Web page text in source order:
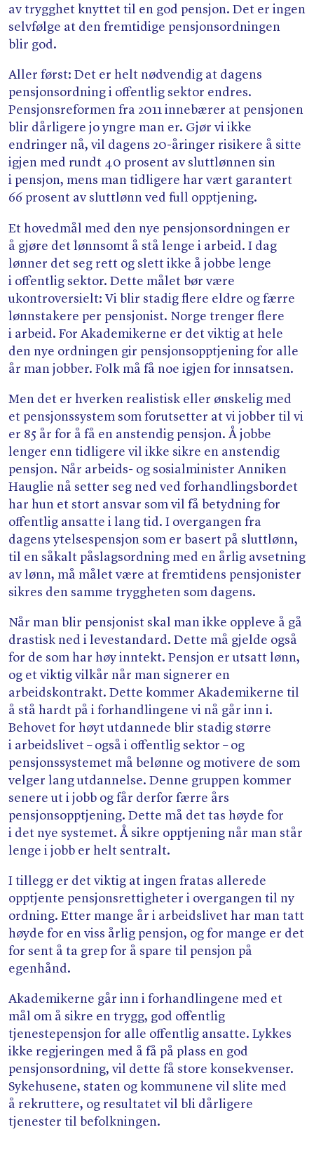
av trygghet knyttet til en god pensjon. Det er ingen
selvfølge at den fremtidige pensjonsordningen
blir god.
Aller først: Det er helt nødvendig at dagens
pensjonsordning i offentlig sektor endres.
Pensjonsreformen fra 2011 innebærer at pensjonen
blir dårligere jo yngre man er. Gjør vi ikke
endringer nå, vil dagens 20-åringer risikere å sitte
igjen med rundt 40 prosent av sluttlønnen sin
i pensjon, mens man tidligere har vært garantert
66 prosent av sluttlønn ved full opptjening.
Et hovedmål med den nye pensjonsordningen er
å gjøre det lønnsomt å stå lenge i arbeid. I dag
lønner det seg rett og slett ikke å jobbe lenge
i offentlig sektor. Dette målet bør være
ukontroversielt: Vi blir stadig flere eldre og færre
lønnstakere per pensjonist. Norge trenger flere
i arbeid. For Akademikerne er det viktig at hele
den nye ordningen gir pensjonsopptjening for alle
år man jobber. Folk må få noe igjen for innsatsen.
Men det er hverken realistisk eller ønskelig med
et pensjonssystem som forutsetter at vi jobber til vi
er 85 år for å få en anstendig pensjon. Å jobbe
lenger enn tidligere vil ikke sikre en anstendig
pensjon. Når arbeids- og sosialminister Anniken
Hauglie nå setter seg ned ved forhandlingsbordet
har hun et stort ansvar som vil få betydning for
offentlig ansatte i lang tid. I overgangen fra
dagens ytelsespensjon som er basert på sluttlønn,
til en såkalt påslagsordning med en årlig avsetning
av lønn, må målet være at fremtidens pensjonister
sikres den samme tryggheten som dagens.
Når man blir pensjonist skal man ikke oppleve å gå
drastisk ned i levestandard. Dette må gjelde også
for de som har høy inntekt. Pensjon er utsatt lønn,
og et viktig vilkår når man signerer en
arbeidskontrakt. Dette kommer Akademikerne til
å stå hardt på i forhandlingene vi nå går inn i.
Behovet for høyt utdannede blir stadig større
i arbeidslivet – også i offentlig sektor – og
pensjonssystemet må belønne og motivere de som
velger lang utdannelse. Denne gruppen kommer
senere ut i jobb og får derfor færre års
pensjonsopptjening. Dette må det tas høyde for
i det nye systemet. Å sikre opptjening når man står
lenge i jobb er helt sentralt.
I tillegg er det viktig at ingen fratas allerede
opptjente pensjonsrettigheter i overgangen til ny
ordning. Etter mange år i arbeidslivet har man tatt
høyde for en viss årlig pensjon, og for mange er det
for sent å ta grep for å spare til pensjon på
egenhånd.
Akademikerne går inn i forhandlingene med et
mål om å sikre en trygg, god offentlig
tjenestepensjon for alle offentlig ansatte. Lykkes
ikke regjeringen med å få på plass en god
pensjonsordning, vil dette få store konsekvenser.
Sykehusene, staten og kommunene vil slite med
å rekruttere, og resultatet vil bli dårligere
tjenester til befolkningen.